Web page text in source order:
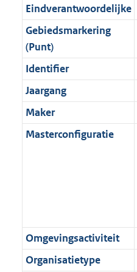
f
o
m
a
a
t
b
n
f
r
m
a
a
t
b
i
n
o
r
m
a
a
t
b
e
i
f
o
r
m
a
a
6
Eindverantwoordelijke
Gebiedsmarkering
(Punt)
Identifier
Jaargang
Maker
Masterconfiguratie
Omgevingsactiviteit
Organisatietype